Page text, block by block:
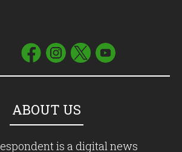
ABOUT US
is a digital news